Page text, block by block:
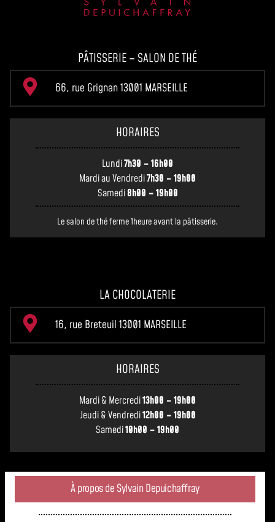
PÂTISSERIE – SALON DE THÉ
66, rue Grignan 13001 MARSEILLE
HORAIRES
Lundi7h30 – 16h00
Mardi au Vendredi7h30 – 19h00
Samedi8h00 – 19h00
Le salon de thé ferme 1heure avant la pâtisserie.
LA CHOCOLATERIE
16, rue Breteuil 13001 MARSEILLE
HORAIRES
Mardi & Mercredi13h00 – 19h00
Jeudi & Vendredi12h00 – 19h00
Samedi10h00 – 19h00
À propos de Sylvain Depuichaffray